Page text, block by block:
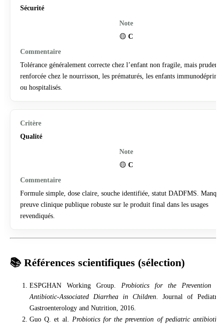
Sécurité
🟡 C
Tolérance généralement correcte chez l’enfant non fragile, mais
renforcée chez le nourrisson, les prématurés, les enfants
ou hospitalisés.
Qualité
🟡 C
Formule simple, dose claire, souche identifiée, statut DADFMS.
preuve clinique publique robuste sur le produit final dans les usages
revendiqués.
📚 Références scientifiques (sélection)
ESPGHAN Working Group. Probiotics for the Prevention
Antibiotic-Associated Diarrhea in Children . Journal of
Gastroenterology and Nutrition, 2016.
Guo Q. et al. Probiotics for the prevention of pediatric